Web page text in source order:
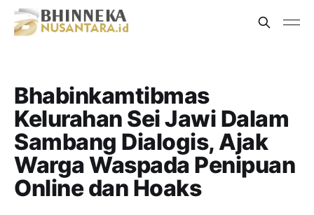
Bhabinkamtibmas
Kelurahan Sei Jawi Dalam
Sambang Dialogis, Ajak
Warga Waspada Penipuan
Online dan Hoaks